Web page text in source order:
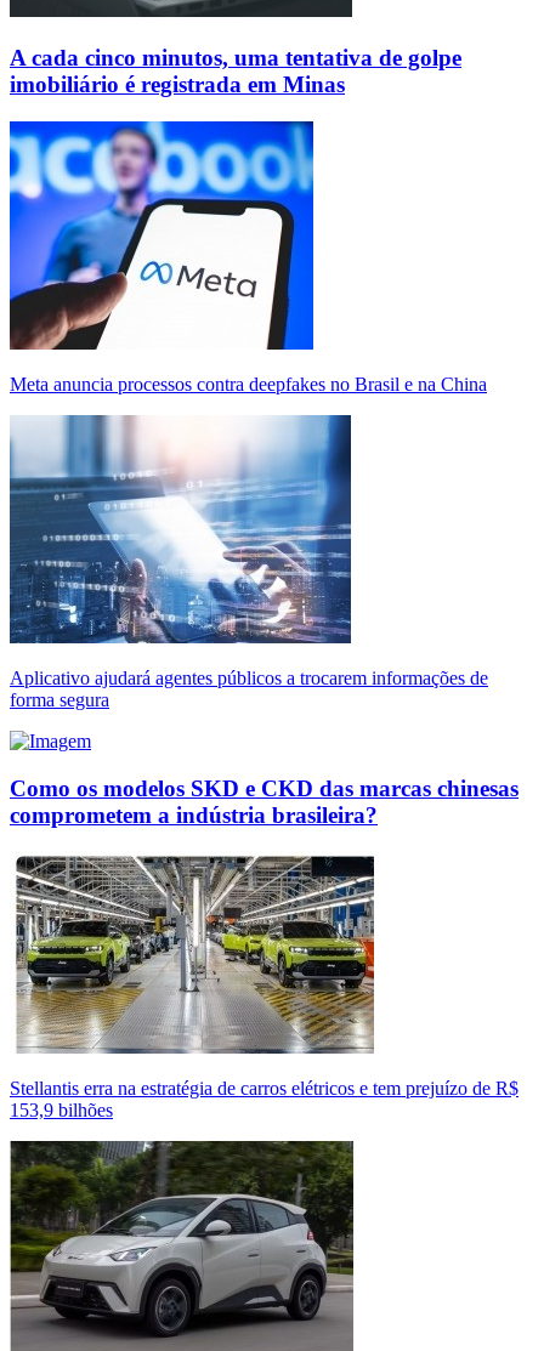
A cada cinco minutos, uma tentativa de golpe
imobiliário é registrada em Minas
Meta anuncia processos contra deepfakes no Brasil e na China
Aplicativo ajudará agentes públicos a trocarem informações de
forma segura
Como os modelos SKD e CKD das marcas chinesas
comprometem a indústria brasileira?
Stellantis erra na estratégia de carros elétricos e tem prejuízo de R$
153,9 bilhões